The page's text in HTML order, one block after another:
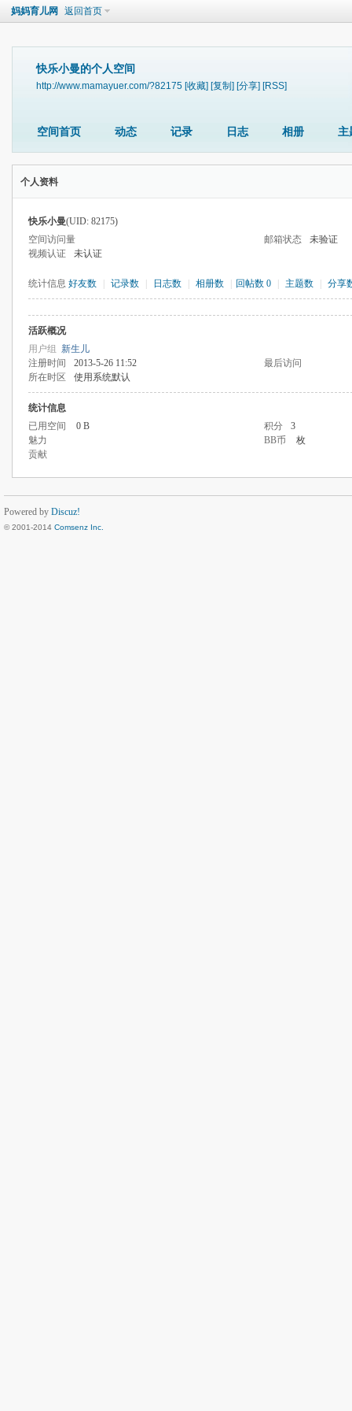
妈妈育儿网 返回首页
快乐小曼的个人空间
http://www.mamayuer.com/?82175 [收藏] [复制] [分享] [RSS]
空间首页 动态 记录 日志 相册 主
个人资料
快乐小曼(UID: 82175)
空间访问量
邮箱状态
未验证
视频认证
未认证
统计信息 好友数 记录数 日志数 相册数 回帖数 0 主题数 分享
活跃概况
用户组 新生儿
注册时间
2013-5-26 11:52
最后访问
所在时区
使用系统默认
统计信息
已用空间
0 B 积分
3
魅力
BB币
枚
贡献
Powered by Discuz!
© 2001-2014 Comsenz Inc.